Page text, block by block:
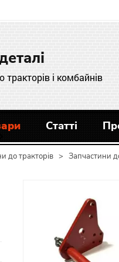
і комбайнів
Статті
до тракторів > Запчастини